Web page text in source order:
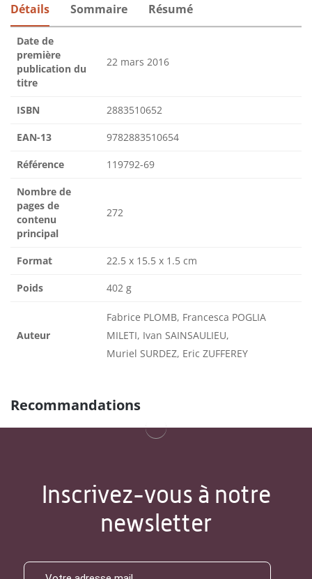
Détails Sommaire Résumé
Date de
première
publication du
titre
22 mars 2016
ISBN 2883510652
EAN-13 9782883510654
Référence 119792-69
Nombre de
pages de
contenu
principal
272
Format 22.5 x 15.5 x 1.5 cm
Poids 402 g
Auteur
Fabrice PLOMB, Francesca POGLIA
MILETI, Ivan SAINSAULIEU,
Muriel SURDEZ, Eric ZUFFEREY
Recommandations
Inscrivez-vous à notre
newsletter